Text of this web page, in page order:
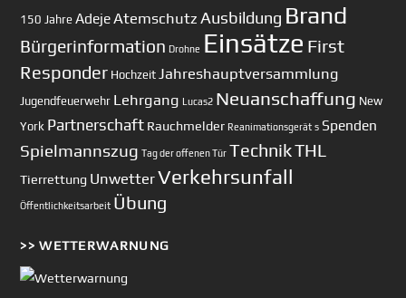
150 Jahre AdejeAtemschutz Ausbildung Brand
Bürgerinformation Drohne Einsätze First
Responder Hochzeit Jahreshauptversammlung
Jugendfeuerwehr Lehrgang Lucas2 Neuanschaffung New
York Partnerschaft Rauchmelder Reanimationsgerät s Spenden
Spielmannszug Tag der offenen Tür TechnikTHL
Tierrettung UnwetterVerkehrsunfall
Öffentlichkeitsarbeit Übung
>> WETTERWARNUNG